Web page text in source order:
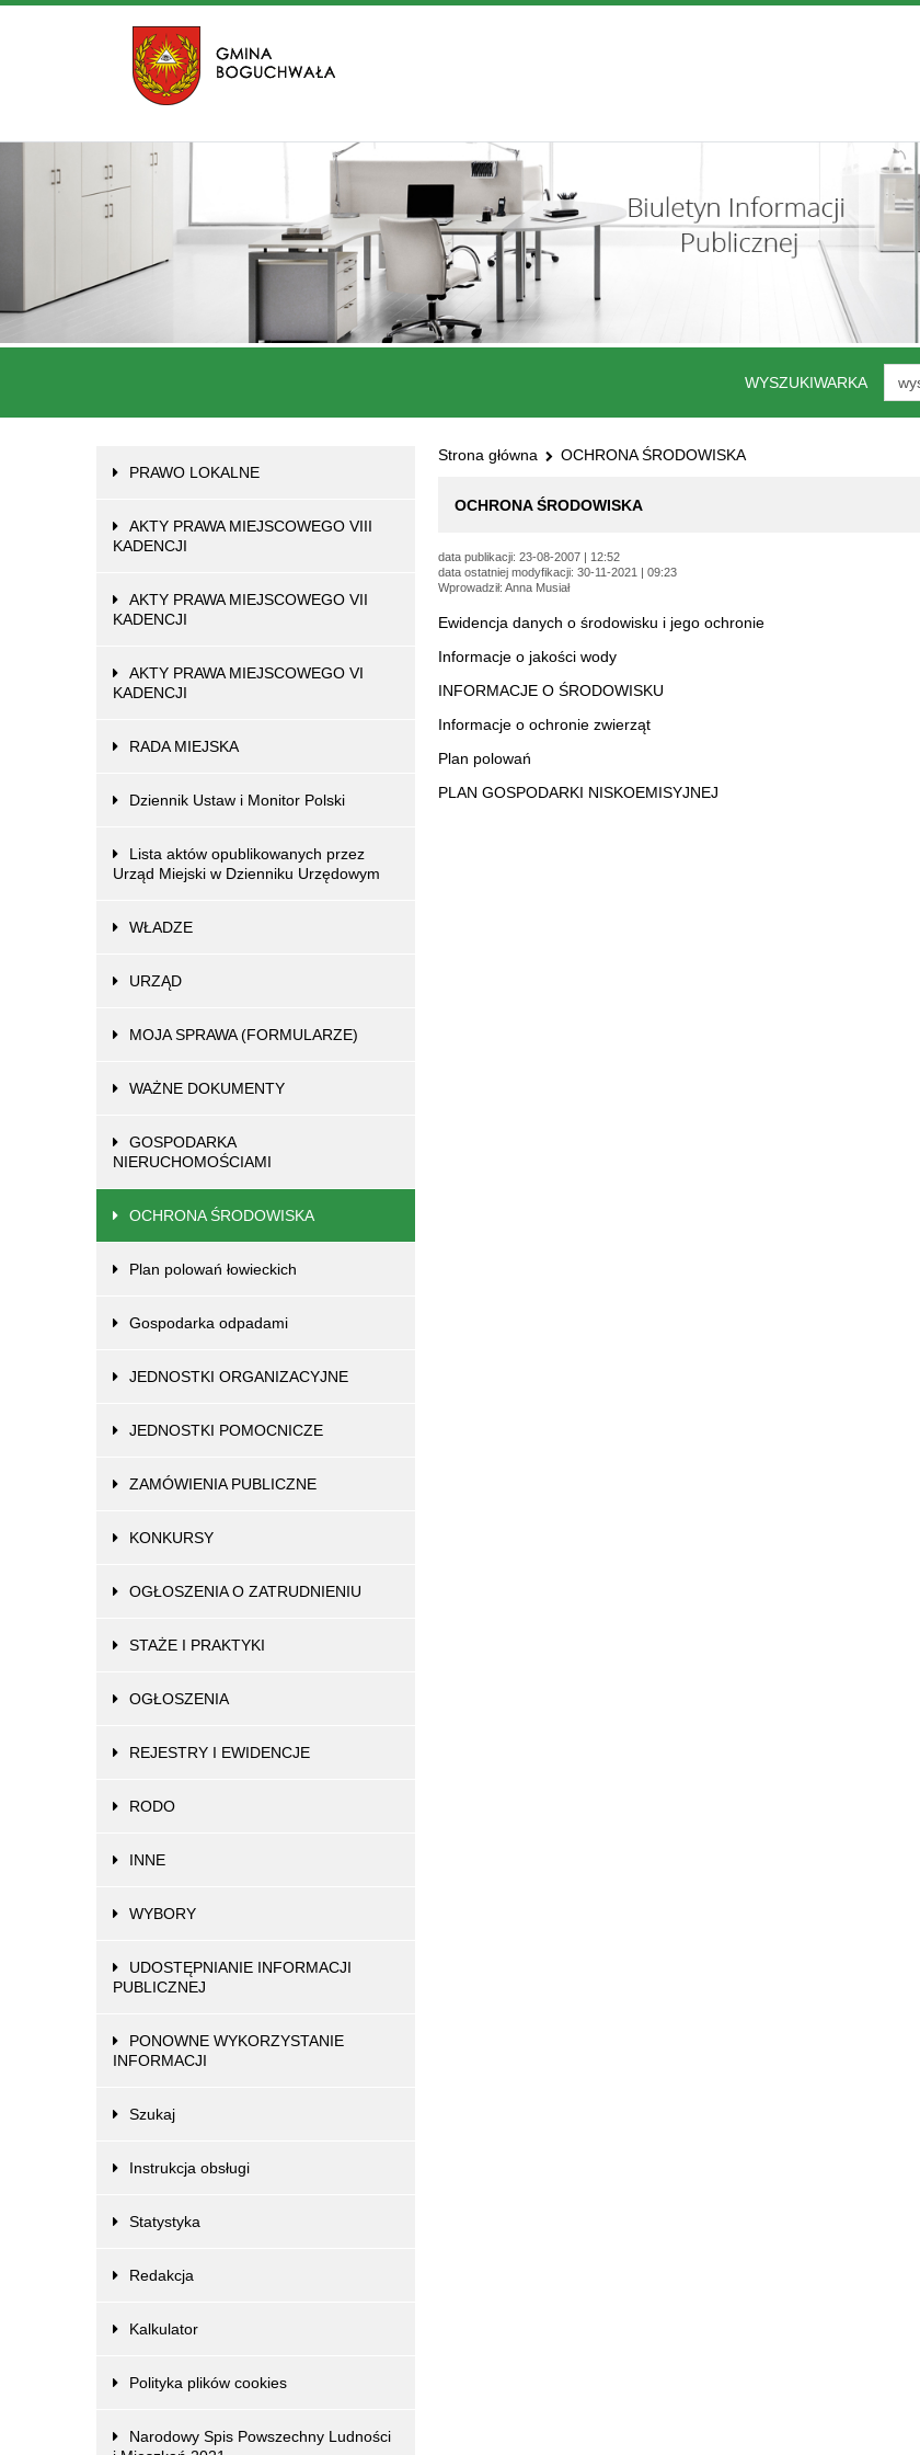
Wyszukiwarka
WYSZUKIWARKA
stronPRAWO LOKALNE
AKTY PRAWA MIEJSCOWEGO VIII
KADENCJI
AKTY PRAWA MIEJSCOWEGO VII
KADENCJI
AKTY PRAWA MIEJSCOWEGO VI
KADENCJI
RADA MIEJSKA
Dziennik Ustaw i Monitor Polski
Lista aktów opublikowanych przez
Urząd Miejski w Dzienniku Urzędowym
WŁADZE
URZĄD
MOJA SPRAWA (FORMULARZE)
WAŻNE DOKUMENTY
GOSPODARKA
NIERUCHOMOŚCIAMI
OCHRONA ŚRODOWISKA
Plan polowań łowieckich
Gospodarka odpadami
JEDNOSTKI ORGANIZACYJNE
JEDNOSTKI POMOCNICZE
ZAMÓWIENIA PUBLICZNE
KONKURSY
OGŁOSZENIA O ZATRUDNIENIU
STAŻE I PRAKTYKI
OGŁOSZENIA
REJESTRY I EWIDENCJE
RODO
INNE
WYBORY
UDOSTĘPNIANIE INFORMACJI
PUBLICZNEJ
PONOWNE WYKORZYSTANIE
INFORMACJI
Szukaj
Instrukcja obsługi
Statystyka
Redakcja
Kalkulator
Polityka plików cookies
Narodowy Spis Powszechny Ludności
tutaj:
Strona główna OCHRONA ŚRODOWISKA
OCHRONA ŚRODOWISKA
data publikacji: 23-08-2007 | 12:52
data ostatniej modyfikacji: 30-11-2021 | 09:23
Wprowadził: Anna Musiał
Ewidencja danych o środowisku i jego ochronie
Informacje o jakości wody
INFORMACJE O ŚRODOWISKU
Informacje o ochronie zwierząt
Plan polowań
PLAN GOSPODARKI NISKOEMISYJNEJ